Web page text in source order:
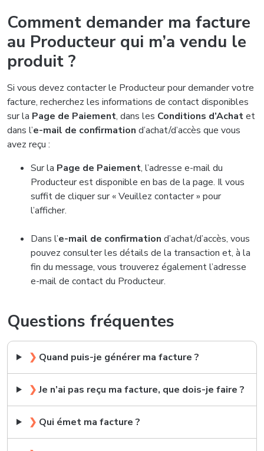
Comment demander ma facture
au Producteur qui m’a vendu le
produit ?
Si vous devez contacter le Producteur pour demander votre
facture, recherchez les informations de contact disponibles
sur la Page de Paiement, dans les Conditions d’Achatet
dans l’e-mail de confirmation d’achat/d’accès que vous
avez reçu :
Sur la Page de Paiement, l’adresse e-mail du
Producteur est disponible en bas de la page. Il vous
suffit de cliquer sur « Veuillez contacter » pour
l’afficher.
Dans l’e-mail de confirmation d’achat/d’accès, vous
pouvez consulter les détails de la transaction et, à la
fin du message, vous trouverez également l’adresse
e-mail de contact du Producteur.
Questions fréquentes
❯ Quand puis-je générer ma facture ?
❯Je n’ai pas reçu ma facture, que dois-je faire ?
❯ Qui émet ma facture ?